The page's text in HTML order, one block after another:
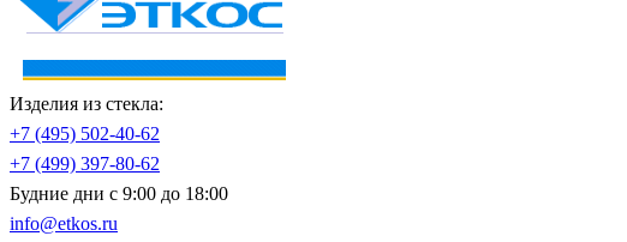
Изделия из стекла:
+7 (495) 502-40-62
+7 (499) 397-80-62
Будние дни с 9:00 до 18:00
info@etkos.ru